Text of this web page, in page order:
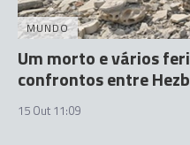
MUNDO
Um morto e vários
confrontos entre
15 Out 11:09